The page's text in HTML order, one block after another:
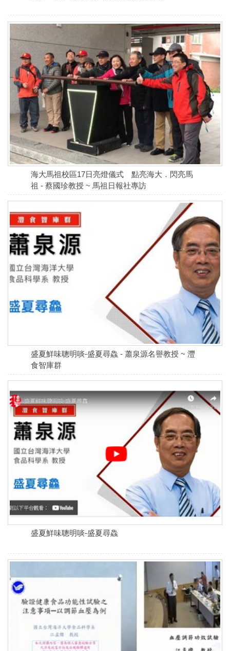
海大馬祖校區17日亮燈儀式 點亮海大．閃亮馬
祖 - 蔡國珍教授 ~ 馬祖日報社專訪
盛夏鮮味聰明啖-盛夏尋鱻 - 蕭泉源名譽教授 ~ 灃
食智庫群
盛夏鮮味聰明啖-盛夏尋鱻